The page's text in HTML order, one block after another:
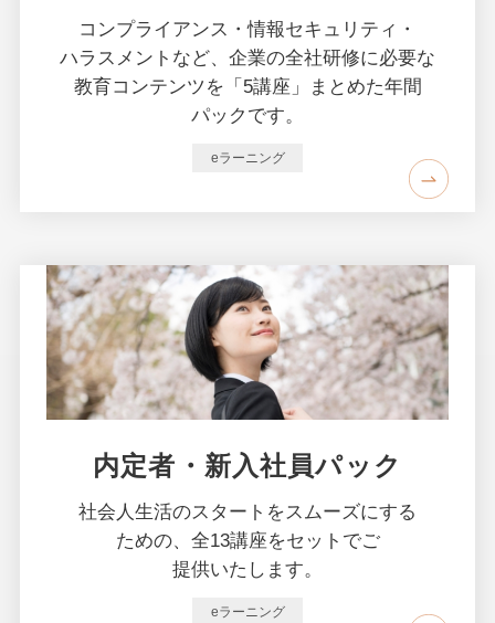
コンプライアンス・情報セキュリティ・
ハラスメントなど、 企業の全社研修に必要な
教育コンテンツを 「5講座」まとめた年間
パックです。
eラーニング
内定者・新入社員パック
社会人生活のスタートをスムーズにする
ための、 全13講座をセットでご
提供いたします。
eラーニング